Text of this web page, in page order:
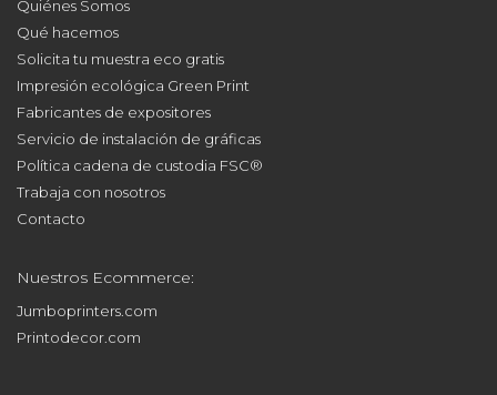
Quiénes Somos
Qué hacemos
Solicita tu muestra eco gratis
Impresión ecológica Green Print
Fabricantes de expositores
Servicio de instalación de gráficas
Política cadena de custodia FSC®
Trabaja con nosotros
Contacto
Nuestros Ecommerce:
Jumboprinters.com
Printodecor.com